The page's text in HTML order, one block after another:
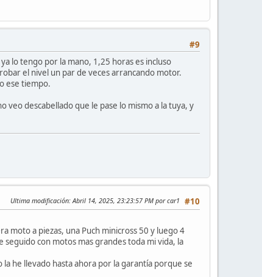
#9
lo tengo por la mano, 1,25 horas es incluso
el nivel un par de veces arrancando motor.
ese tiempo.
veo descabellado que le pase lo mismo a la tuya, y
#10
Ultima modificación: Abril 14, 2025, 23:23:57 PM por car1
moto a piezas, una Puch minicross 50 y luego 4
con motos mas grandes toda mi vida, la
he llevado hasta ahora por la garantía porque se